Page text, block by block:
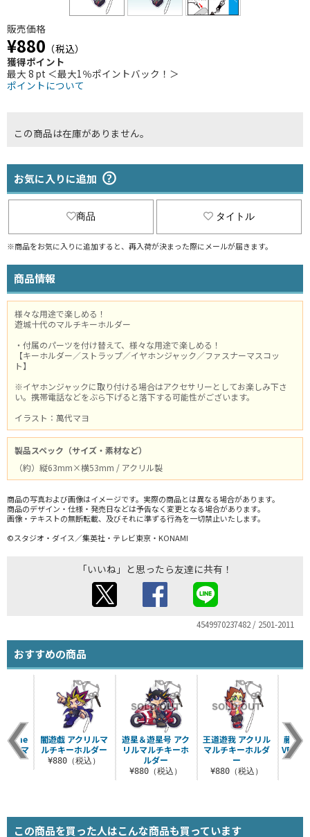
販売価格
¥880 （税込）
獲得ポイント
最大 8 pt ＜最大1％ポイントバック！＞
ポイントについて
この商品は在庫がありません。
お気に入りに追加
商品 タイトル
※商品をお気に入りに追加すると、再入荷が決まった際にメールが届きます。
商品情報
様々な用途で楽しめる！
遊城十代のマルチキーホルダー
・付属のパーツを付け替えて、様々な用途で楽しめる！
【キーホルダー／ストラップ／イヤホンジャック／ファスナーマスコッ
ト】
※イヤホンジャックに取り付ける場合はアクセサリーとしてお楽しみ下さ
い。携帯電話などをぶら下げると落下する可能性がございます。
イラスト：萬代マヨ
製品スペック（サイズ・素材など）
（約）縦63mm×横53mm / アクリル製
商品の写真および画像はイメージです。実際の商品とは異なる場合があります。
商品のデザイン・仕様・発売日などは予告なく変更となる場合があります。
画像・テキストの無断転載、及びそれに準ずる行為を一切禁止いたします。
©スタジオ・ダイス／集英社・テレビ東京・KONAMI
「いいね」と思ったら友達に共有！
4549970237482 / 2501-2011
おすすめの商品
遊星＆遊星号 アク
リルマルチキーホ
ルダー
¥880（税込）
王道遊我 アクリル
マルチキーホルダ
ー
¥880（税込）
藤木
the
リルマ
闇遊戯 アクリルマ
ルチキーホルダー
¥880（税込）
この商品を買った人はこんな商品も買っています